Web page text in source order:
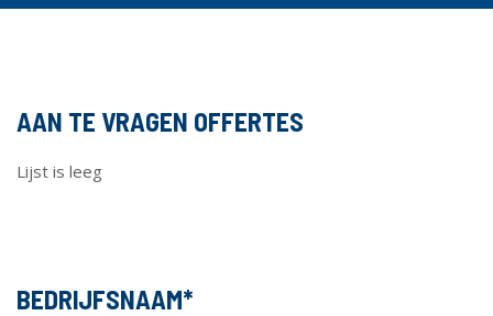
AAN TE VRAGEN OFFERTES
Lijst is leeg
BEDRIJFSNAAM